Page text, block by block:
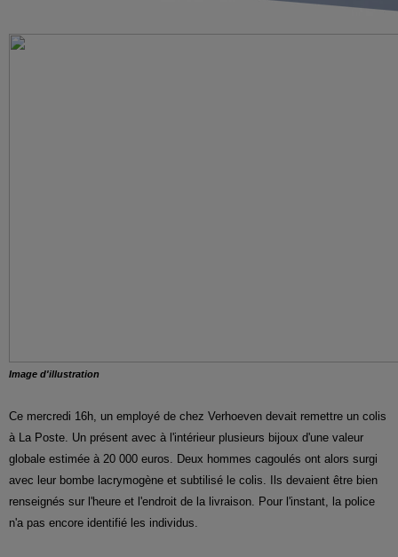
Image d'illustration
Ce mercredi 16h, un employé de chez Verhoeven devait remettre un colis
à La Poste. Un présent avec à l'intérieur plusieurs bijoux d'une valeur
globale estimée à 20 000 euros. Deux hommes cagoulés ont alors surgi
avec leur bombe lacrymogène et subtilisé le colis. Ils devaient être bien
renseignés sur l'heure et l'endroit de la livraison. Pour l'instant, la police
n'a pas encore identifié les individus.